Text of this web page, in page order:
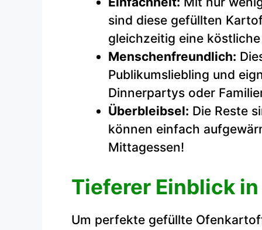
sind diese gefüllten
gleichzeitig eine
Menschenfreundlich:
Publikumsliebling und
Dinnerpartys oder
Überbleibsel: Die Reste
können einfach
Mittagessen!
Tieferer Einblick
Um perfekte gefüllte